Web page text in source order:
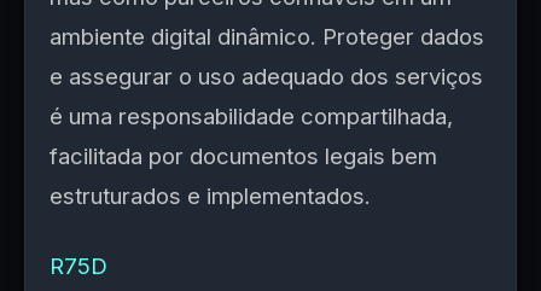
ambiente digital dinâmico. Proteger dados
e assegurar o uso adequado dos serviços
é uma responsabilidade compartilhada,
facilitada por documentos legais bem
estruturados e implementados.
R75D